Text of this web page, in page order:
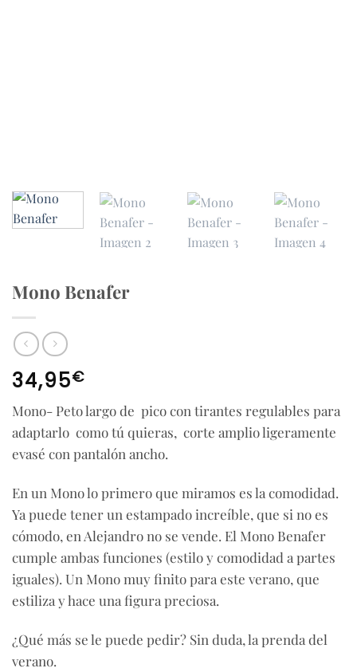
Mono Benafer
34,95€
Mono- Peto largo de pico con tirantes regulables para
adaptarlo como tú quieras, corte amplio ligeramente
evasé con pantalón ancho.
En un Mono lo primero que miramos es la comodidad.
Ya puede tener un estampado increíble, que si no es
cómodo, en Alejandro no se vende. El Mono Benafer
cumple ambas funciones (estilo y comodidad a partes
iguales). Un Mono muy finito para este verano, que
estiliza y hace una figura preciosa.
¿Qué más se le puede pedir? Sin duda, la prenda del
verano.